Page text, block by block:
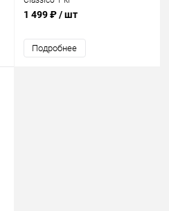
1 499 ₽/ шт
Подробнее